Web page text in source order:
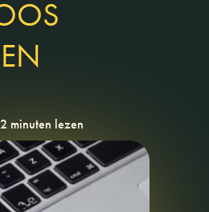
2 minuten lezen